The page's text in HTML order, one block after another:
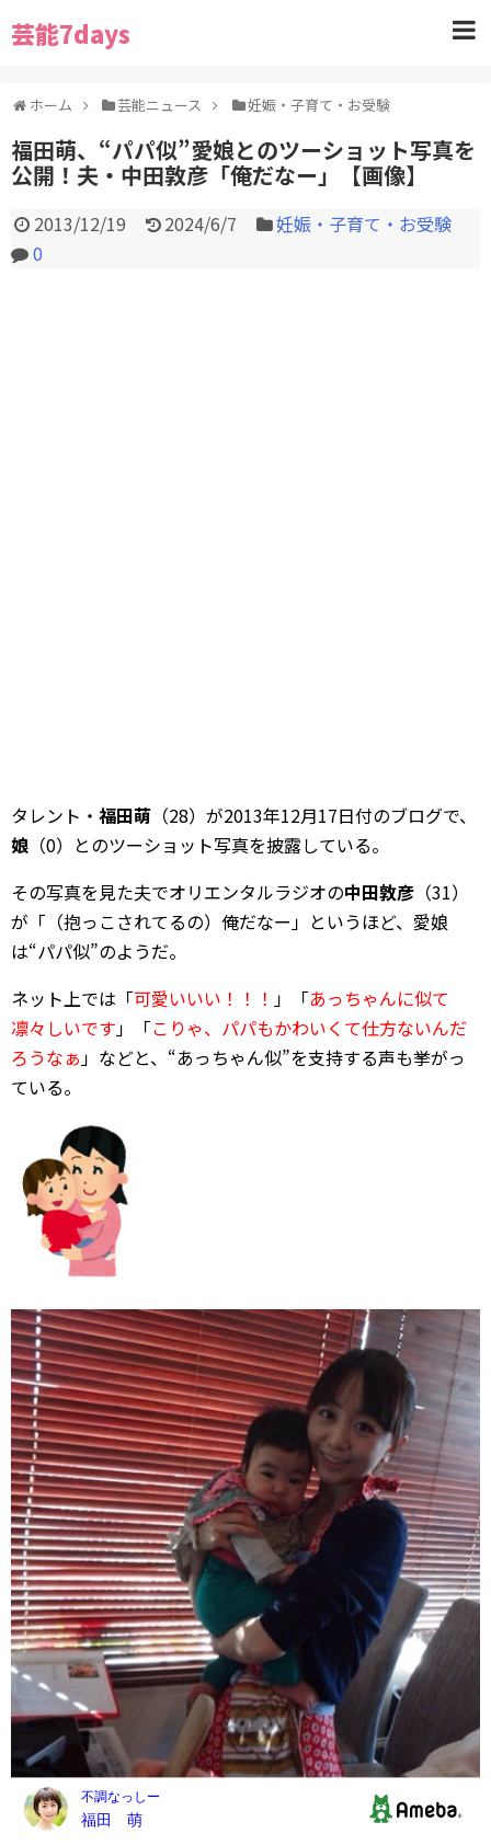
芸能7days
ホーム 芸能ニュース 妊娠・子育て・お受験
福田萌、“パパ似”愛娘とのツーショット写真を
公開！夫・中田敦彦「俺だなー」【画像】
2013/12/19 2024/6/7
妊娠・子育て・お受験
0
タレント・ 福田萌 （28）が2013年12月17日付のブログで、
娘 （0）とのツーショット写真を披露している。
その写真を見た夫でオリエンタルラジオの中田敦彦 （31）
が「（抱っこされてるの）俺だなー」というほど、愛娘
は“パパ似”のようだ。
ネット上では「可愛いいい！！！ 」「あっちゃんに似て
凛々しいです」「こりゃ、パパもかわいくて仕方ないんだ
ろうなぁ」などと、“あっちゃん似”を支持する声も挙がっ
ている。